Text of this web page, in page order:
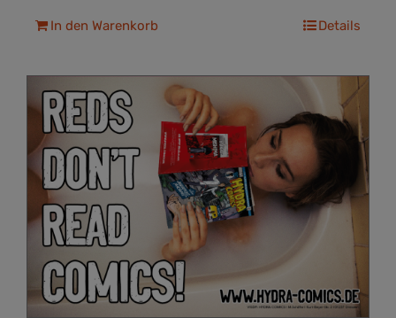
In den Warenkorb Details